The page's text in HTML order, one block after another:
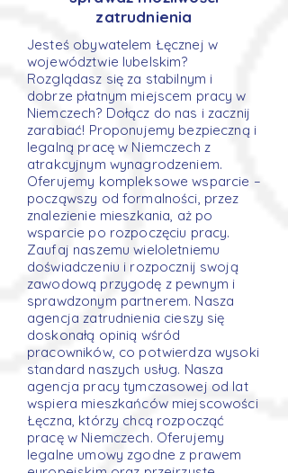
zatrudnienia
Jesteś obywatelem Łęcznej w
województwie lubelskim?
Rozglądasz się za stabilnym i
dobrze płatnym miejscem pracy w
Niemczech? Dołącz do nas i zacznij
zarabiać! Proponujemy bezpieczną i
legalną pracę w Niemczech z
atrakcyjnym wynagrodzeniem.
Oferujemy kompleksowe wsparcie –
począwszy od formalności, przez
znalezienie mieszkania, aż po
wsparcie po rozpoczęciu pracy.
Zaufaj naszemu wieloletniemu
doświadczeniu i rozpocznij swoją
zawodową przygodę z pewnym i
sprawdzonym partnerem. Nasza
agencja zatrudnienia cieszy się
doskonałą opinią wśród
pracowników, co potwierdza wysoki
standard naszych usług. Nasza
agencja pracy tymczasowej od lat
wspiera mieszkańców miejscowości
Łęczna, którzy chcą rozpocząć
pracę w Niemczech. Oferujemy
legalne umowy zgodne z prawem